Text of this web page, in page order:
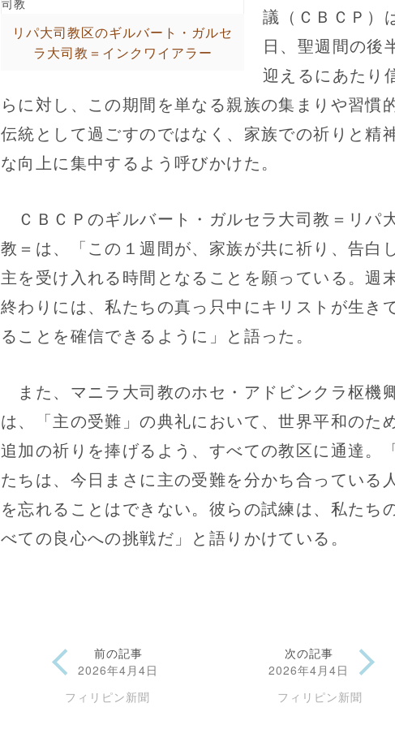
リパ大司教区のギルバート・ガルセ
ラ大司教＝インクワイアラー
議（ＣＢＣＰ）
日、聖週間の後
迎えるにあたり
らに対し、この期間を単なる親族の集まりや習慣
伝統として過ごすのではなく、家族での祈りと精
な向上に集中するよう呼びかけた。
ＣＢＣＰのギルバート・ガルセラ大司教＝リパ
教＝は、「この１週間が、家族が共に祈り、告白し
主を受け入れる時間となることを願っている。週
終わりには、私たちの真っ只中にキリストが生き
ることを確信できるように」と語った。
また、マニラ大司教のホセ・アドビンクラ枢機
は、「主の受難」の典礼において、世界平和のた
追加の祈りを捧げるよう、すべての教区に通達。
たちは、今日まさに主の受難を分かち合っている
を忘れることはできない。彼らの試練は、私たち
べての良心への挑戦だ」と語りかけている。
前の記事
2026年4月4日
フィリピン新聞
次の記事
2026年4月4日
フィリピン新聞